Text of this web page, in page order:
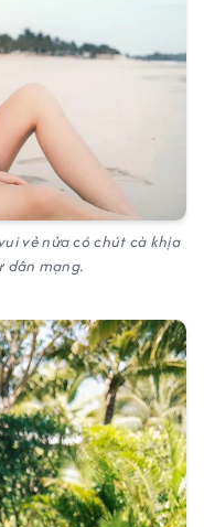
vẻ nửa có chút cà khịa
dân mạng.